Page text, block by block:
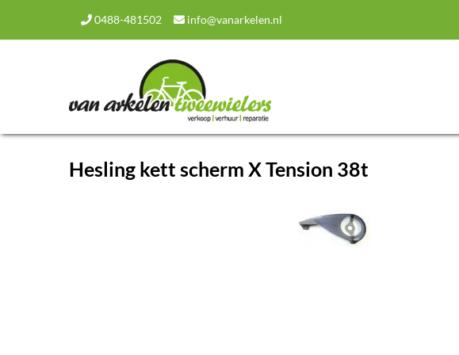
0488-481502 info@vanarkelen.nl
Hesling kett scherm X Tension 38t